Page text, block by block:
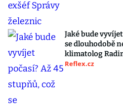
Jaké bude
se dlouhodobě
klimatolog
Reflex.cz